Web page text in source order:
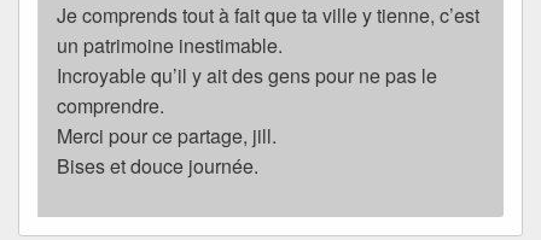
Je comprends tout à fait que ta ville y tienne, c’est
un patrimoine inestimable.
Incroyable qu’il y ait des gens pour ne pas le
comprendre.
Merci pour ce partage, jill.
Bises et douce journée.